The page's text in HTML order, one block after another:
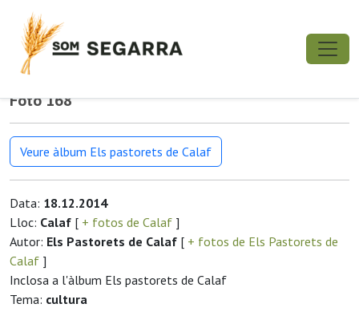
Foto 168
Veure àlbum Els pastorets de Calaf
Data: 18.12.2014
Lloc: Calaf [ + fotos de Calaf ]
Autor: Els Pastorets de Calaf [ + fotos de Els Pastorets de
Calaf ]
Inclosa a l'àlbum Els pastorets de Calaf
Tema: cultura